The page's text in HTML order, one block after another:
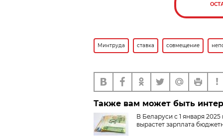
Минтруда ставка совмещение
Также вам может быть
В Беларуси с 1 января 2025
вырастет зарплата